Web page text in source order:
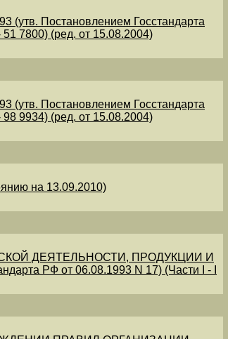
Постановлением Госстандарта
7800) (ред. от 15.08.2004)
Постановлением Госстандарта
9934) (ред. от 15.08.2004)
на 13.09.2010)
ДЕЯТЕЛЬНОСТИ, ПРОДУКЦИИ И
РФ от 06.08.1993 N 17) (Части I - I